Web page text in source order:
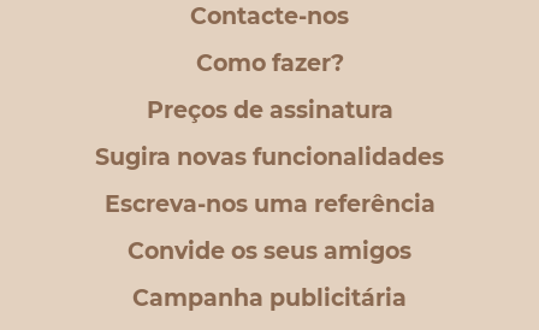
Contacte-nos
Como fazer?
Preços de assinatura
Sugira novas funcionalidades
Escreva-nos uma referência
Convide os seus amigos
Campanha publicitária